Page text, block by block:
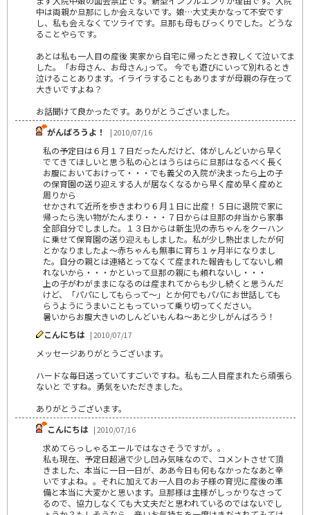
中は両親か旦那にしか会えないです。娘…大丈夫かなって不安です
し、私も会えなくてツライです。旦那も母もびっくりでした。どうな
ることやらです。
あとは私も一人目の産後 実家から自宅に帰ったとき寂しくて泣いてま
した。「お母さん、お母さん｣って。 今でも遊びにいって別れるとき
泣けることあります。イライラすることもありますが母親の存在って
大きいですよね？
お話聞けて良かったです。ありがとうございました。
がんばろうよ！
| 2010/07/16
私の予定日は６月１７日だったんだけど、体がしんどいから早く
でてきてほしいと思う私の心とはうらはらに旦那はなるべく長く
お腹においておけって・・・でも義父の入院が決まったら上の子
の保育園の送り迎えする人が居なくなるから早く産め早く産めと
周りから
せかされて近所を歩きまわり６月１日に出産！５日に退院で家に
帰ったら洗い物がたんまり・・・７日からは旦那の弁当から家事
全部自分でしました。１３日からは新生児の赤ちゃんをクーハン
に乗せて保育園の送り迎えもしました。私が少し熱出ましたが何
とかなりましたよ～赤ちゃんも無事に育ち１ヶ月半になりまし
た。自分の親とは連絡とってなくて産まれた報告もしてないし頼
れないから・・・かといって旦那の親にも頼れないし・・・
上の子がわがままになるのは産まれてからも少し続くと思うんだ
けど、「パパにしてもらって～」とか何でもパパにお世話しても
らうようにうまいこともっていって乗り切ってください。
暑いからお腹大きいのしんどいもんね～あと少しがんばろう！
こんにちは | 2010/07/17
メッセージありがとうございます。
ハードな毎日送っていてすごいですね。私も二人目産まれたら頑張ら
ないと ですね。勇気をいただきました。
ありがとうございます。
こんにちは | 2010/07/16
求めてらっしゃるエールではなさそうですが。。
私も現在、予定日超過で少し凹み気味なので、コメントさせて頂
きました、本当に一日一日が、ああ今日も何もなかったなあと辛
いですよね。。それに加えてお一人目のお子様の育児に産後の準
備と本当に大変かと思います。旦那様は主様がしっかりなさって
るので、協力しなくても大丈夫だと思われているのではないでし